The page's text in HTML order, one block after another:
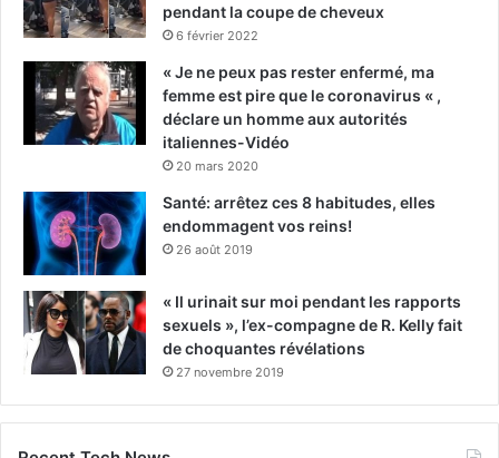
pendant la coupe de cheveux
6 février 2022
« Je ne peux pas rester enfermé, ma
femme est pire que le coronavirus « ,
déclare un homme aux autorités
italiennes-Vidéo
20 mars 2020
Santé: arrêtez ces 8 habitudes, elles
endommagent vos reins!
26 août 2019
« Il urinait sur moi pendant les rapports
sexuels », l’ex-compagne de R. Kelly fait
de choquantes révélations
27 novembre 2019